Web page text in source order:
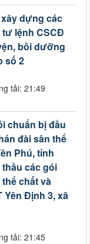
dựng các
lệnh CSCĐ
bồi dưỡng
số 2
tải: 21:49
chuẩn bị đầu
đài sân thể
Phú, tỉnh
các gói
chất và
Yên Định 3, xã
tải: 21:45